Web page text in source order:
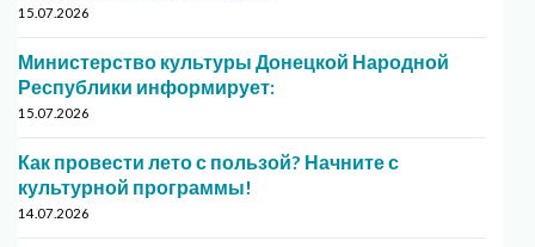
15.07.2026
Министерство культуры Донецкой Народной
Республики информирует:
15.07.2026
Как провести лето с пользой? Начните с
культурной программы!
14.07.2026